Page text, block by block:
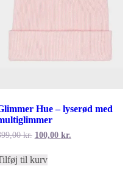
Hue – lyserød med
kr. Den
var:
100,00 kr.Den
til kurv